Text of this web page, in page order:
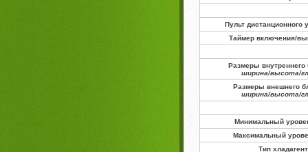
Пульт дистанционного
Таймер включения/
Размеры внутреннего
ширина/высота/
Размеры внешнего
ширина/высота/
Минимальный
Максимальный
Тип